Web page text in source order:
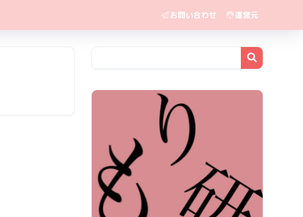
お問い合わせ 運営元